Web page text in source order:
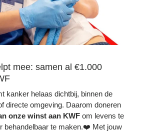
mee: samen al €1.000
kanker helaas dichtbij, binnen de
directe omgeving. Daarom doneren
onze winst aan KWF om levens te
behandelbaar te maken.❤️ Met jouw